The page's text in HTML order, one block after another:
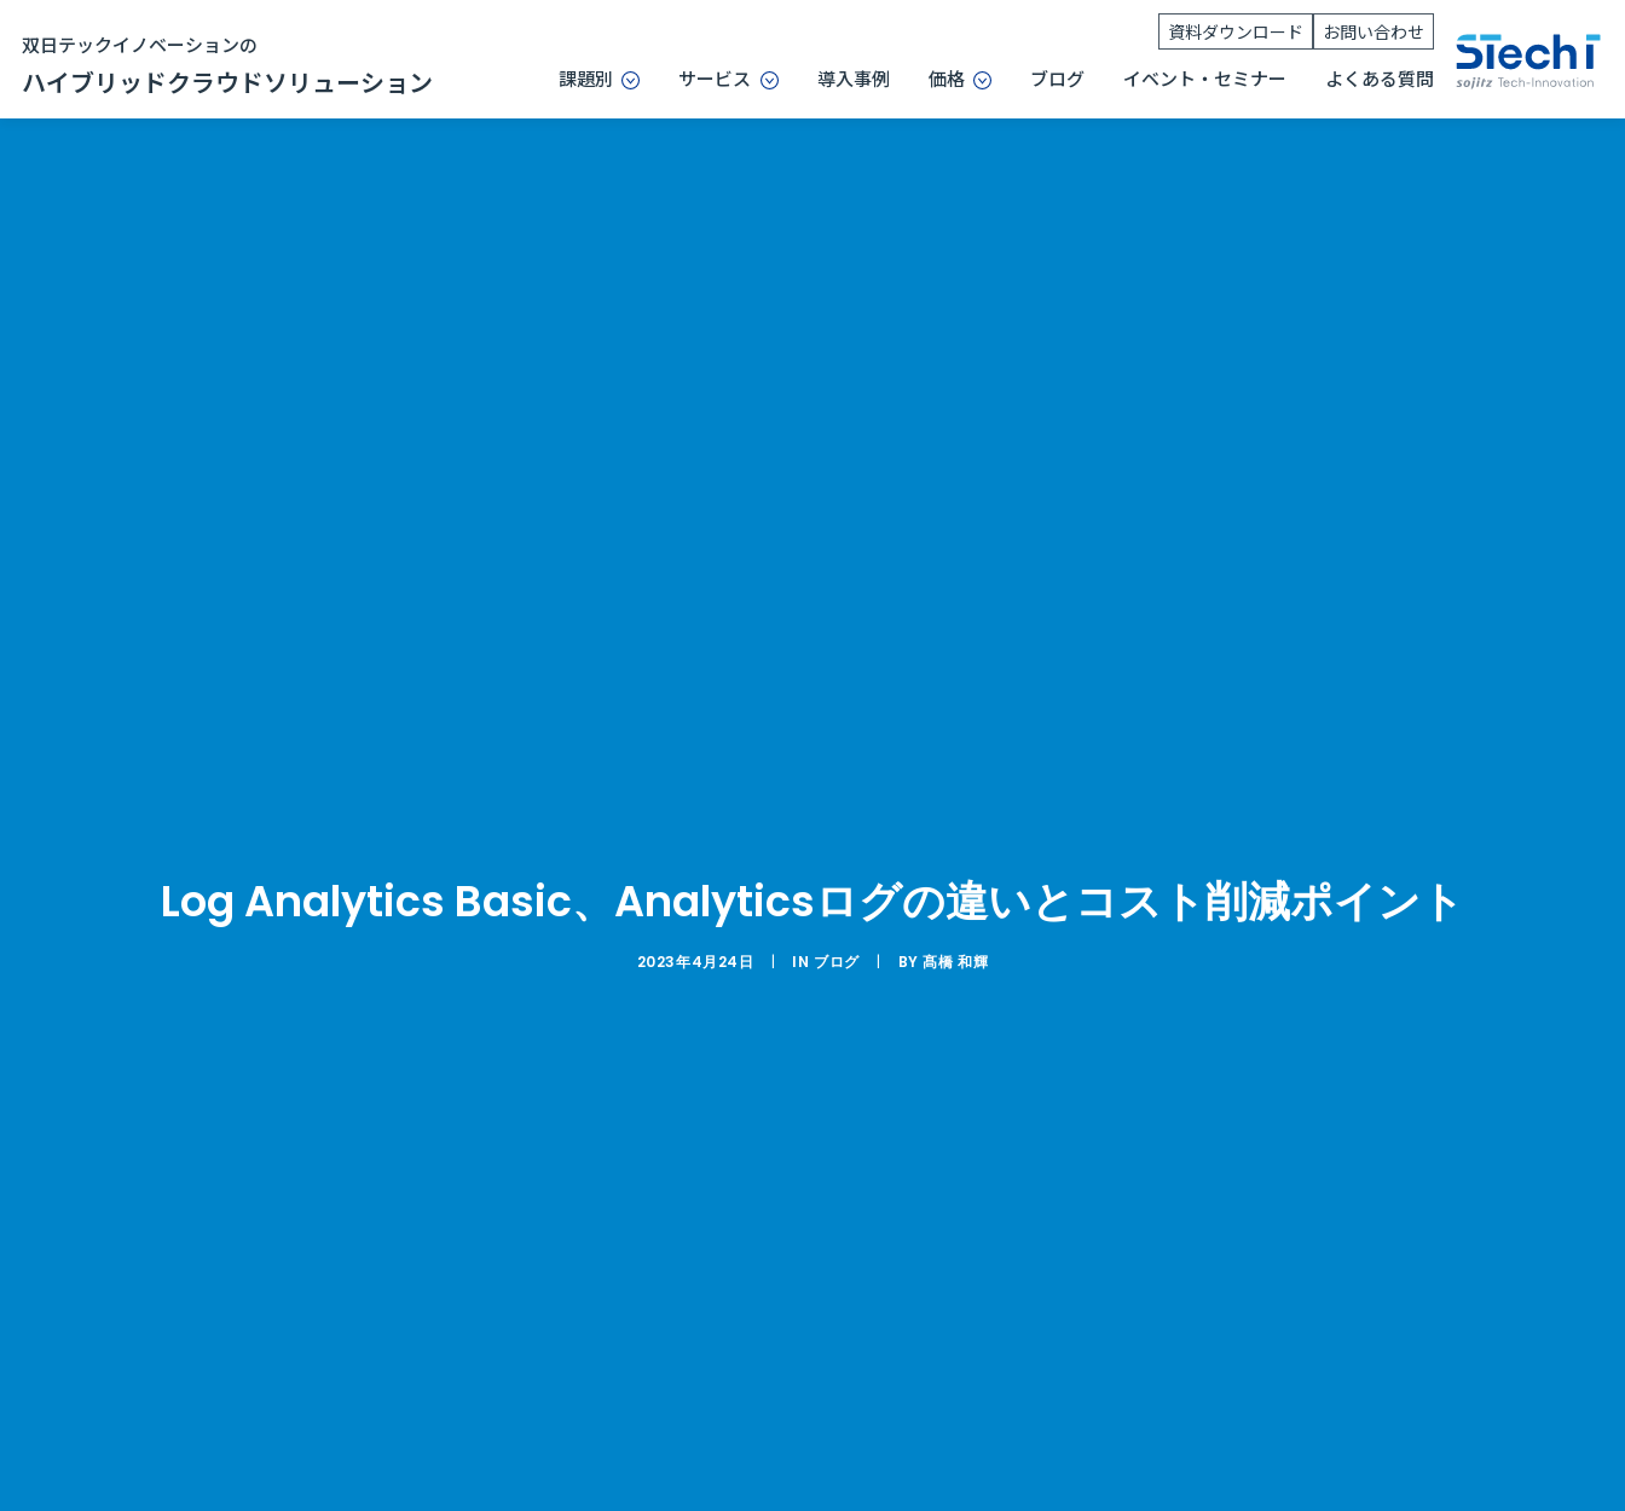
双日テックイノベーションの
ハイブリッドクラウドソリューション
資料ダウンロード お問い合わせ
課題別 サービス 導入事例 価格 ブログ イベント・セミナー よくある質問
Log Analytics Basic、Analyticsログの違いとコスト削減ポイント
2023年4月24日 | IN ブログ | BY髙橋 和輝